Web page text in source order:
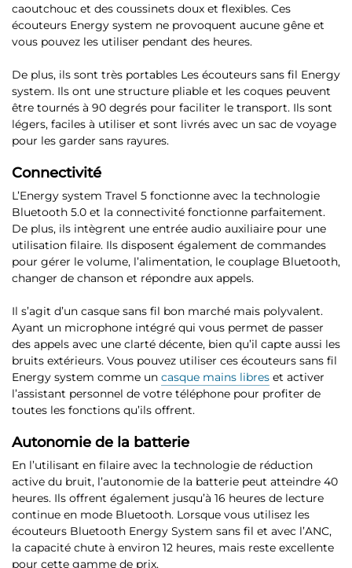
caoutchouc et des coussinets doux et flexibles. Ces
écouteurs Energy system ne provoquent aucune gêne et
vous pouvez les utiliser pendant des heures.
De plus, ils sont très portables Les écouteurs sans fil Energy
system. Ils ont une structure pliable et les coques peuvent
être tournés à 90 degrés pour faciliter le transport. Ils sont
légers, faciles à utiliser et sont livrés avec un sac de voyage
pour les garder sans rayures.
Connectivité
L’Energy system Travel 5 fonctionne avec la technologie
Bluetooth 5.0 et la connectivité fonctionne parfaitement.
De plus, ils intègrent une entrée audio auxiliaire pour une
utilisation filaire. Ils disposent également de commandes
pour gérer le volume, l’alimentation, le couplage Bluetooth,
changer de chanson et répondre aux appels.
Il s’agit d’un casque sans fil bon marché mais polyvalent.
Ayant un microphone intégré qui vous permet de passer
des appels avec une clarté décente, bien qu’il capte aussi les
bruits extérieurs. Vous pouvez utiliser ces écouteurs sans fil
Energy system comme un casque mains libres et activer
l’assistant personnel de votre téléphone pour profiter de
toutes les fonctions qu’ils offrent.
Autonomie de la batterie
En l’utilisant en filaire avec la technologie de réduction
active du bruit, l’autonomie de la batterie peut atteindre 40
heures. Ils offrent également jusqu’à 16 heures de lecture
continue en mode Bluetooth. Lorsque vous utilisez les
écouteurs Bluetooth Energy System sans fil et avec l’ANC,
la capacité chute à environ 12 heures, mais reste excellente
pour cette gamme de prix.